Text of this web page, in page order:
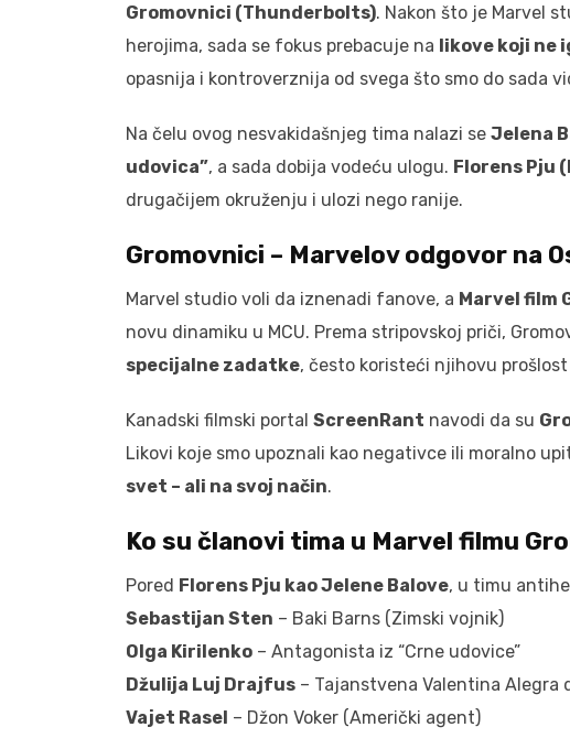
Gromovnici (Thunderbolts). Nakon što je Marvel
herojima, sada se fokus prebacuje na likove koji ne
opasnija i kontroverznija od svega što smo do sada
Na čelu ovog nesvakidašnjeg tima nalazi se Jelena
udovica”, a sada dobija vodeću ulogu. Florens Pju
drugačijem okruženju i ulozi nego ranije.
Gromovnici – Marvelov odgovor na
Marvel studio voli da iznenadi fanove, a Marvel film
novu dinamiku u MCU. Prema stripovskoj priči,
specijalne zadatke, često koristeći njihovu
Kanadski filmski portal ScreenRant navodi da su
Likovi koje smo upoznali kao negativce ili moralno
svet – ali na svoj način.
Ko su članovi tima u Marvel filmu
Pored Florens Pju kao Jelene Balove, u timu
Sebastijan Sten – Baki Barns (Zimski vojnik)
Olga Kirilenko – Antagonista iz “Crne udovice”
Džulija Luj Drajfus – Tajanstvena Valentina Alegra
Vajet Rasel – Džon Voker (Američki agent)